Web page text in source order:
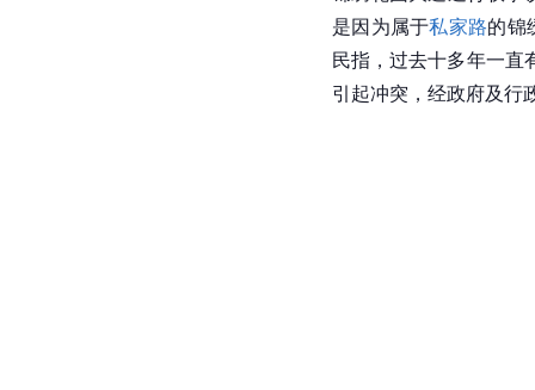
是因为属于私家路的锦
民指，过去十多年一直
引起冲突，经政府及行